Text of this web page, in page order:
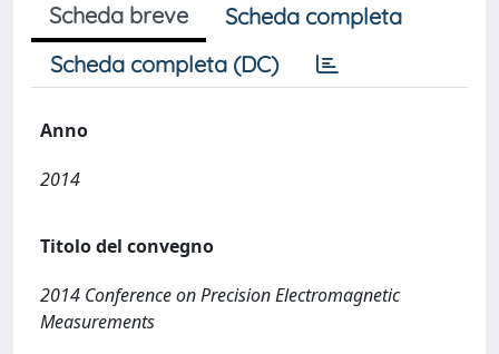
Scheda breve
Scheda completa
Scheda completa (DC)
Anno
2014
Titolo del convegno
2014 Conference on Precision Electromagnetic
Measurements